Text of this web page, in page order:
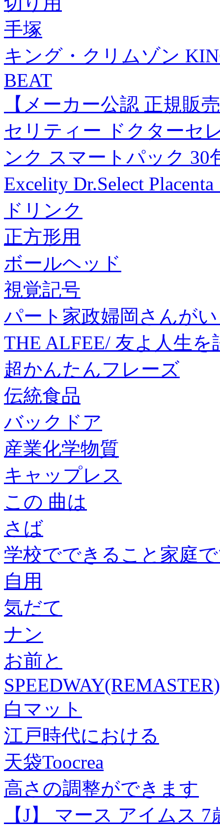
手塚
キング・クリムゾン
BEAT
【メーカー公認 正規販
セリティー ドクターセ
ンク スマートパック 30
Excelity Dr.Select
ドリンク
正方形用
ボールヘッド
視覚記号
パート家政婦岡さんが
THE ALFEE/ 友よ人生
超かんたんフレーズ
伝統食品
バックドア
産業化学物質
キャップレス
この 曲は
さば
学校でできること家庭
自用
気だて
ナン
お前と
SPEEDWAY(REMASTER)
白マット
江戸時代における
天袋Toocrea
高さの調整ができます
【J】 マース アイムス